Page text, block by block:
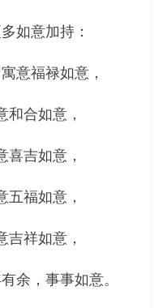
如意加持：
意福禄如意，
合如意，
吉如意，
福如意，
祥如意，
余，事事如意。